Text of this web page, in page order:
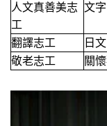
人文真善美志
工
文
翻譯志工
日
敬老志工
關